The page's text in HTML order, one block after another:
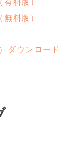
（有料版）
（無料版）
ダウンロード